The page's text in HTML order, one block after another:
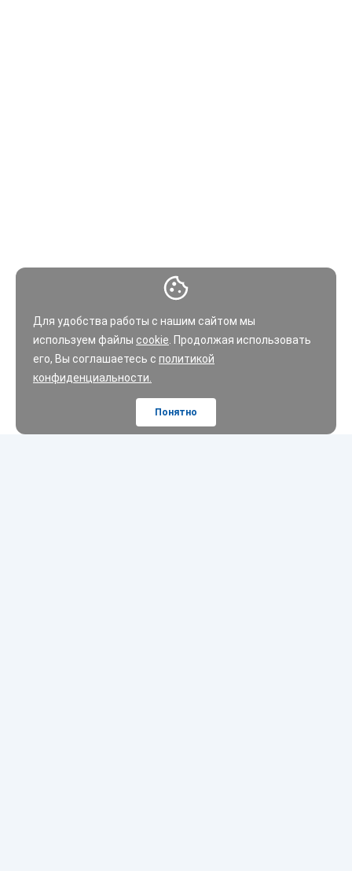
Для удобства работы с нашим сайтом мы
используем файлы cookie . Продолжая использовать
его, Вы соглашаетесь с политикой
конфиденциальности.
Понятно